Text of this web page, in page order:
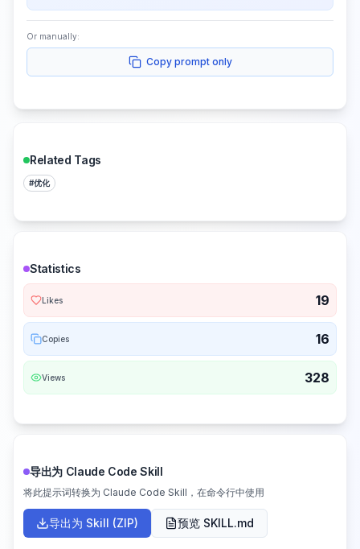
Or manually:
Copy prompt only
Related Tags
#优化
Statistics
Likes 19
Copies 16
Views 328
导出为 Claude Code Skill
将此提示词转换为 Claude Code Skill，在命令行中使用
导出为 Skill (ZIP) 预览 SKILL.md